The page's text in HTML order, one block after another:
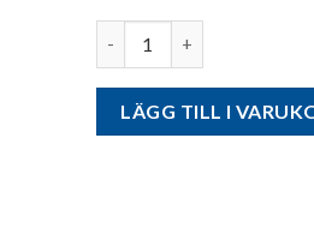
LÄGG TILL I